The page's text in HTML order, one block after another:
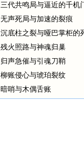
三代共鸣局与逼近的千机
无声死局与加速的裂痕
沉底柱之裂与哑巴掌柜的
残火照路与神魂归巢
归声急催与引魂刀鞘
柳账侵心与琥珀裂纹
暗哨与木偶舌账